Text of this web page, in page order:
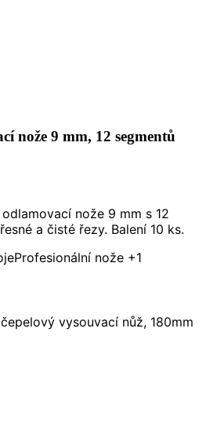
nože 9 mm, 12 segmentů
nože 9 mm s 12
a čisté řezy. Balení 10 ks.
Profesionální nože +1
vysouvací nůž, 180mm